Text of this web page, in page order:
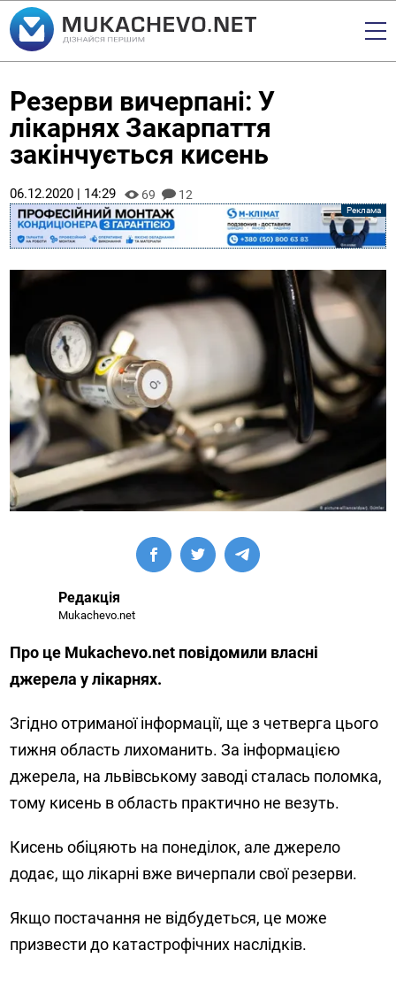
Резерви вичерпані: У
лікарнях Закарпаття
закінчується кисень
06.12.2020 | 14:29 69 12
Редакція
Mukachevo.net
Про це Mukachevo.net повідомили власні
джерела у лікарнях.
Згідно отриманої інформації, ще з четверга цього
тижня область лихоманить. За інформацією
джерела, на львівському заводі сталась поломка,
тому кисень в область практично не везуть.
Кисень обіцяють на понеділок, але джерело
додає, що лікарні вже вичерпали свої резерви.
Якщо постачання не відбудеться, це може
призвести до катастрофічних наслідків.